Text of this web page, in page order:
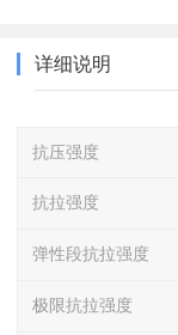
详细说明
抗压强度
抗拉强度
弹性段抗拉强度
极限抗拉强度